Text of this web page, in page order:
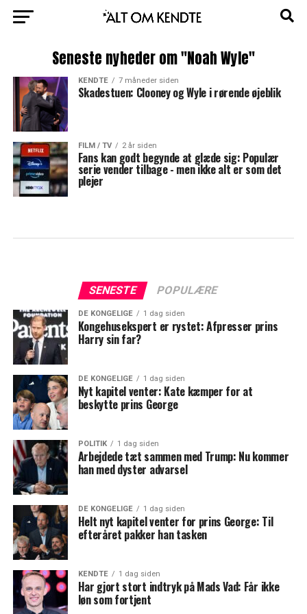
Seneste nyheder om "Noah Wyle"
KENDTE 7 måneder siden
Skadestuen: Clooney og Wyle i rørende øjeblik
FILM / TV 2 år siden
Fans kan godt begynde at glæde sig: Populær
serie vender tilbage - men ikke alt er som det
plejer
SENESTE POPULÆRE
DE KONGELIGE 1 dag siden
Kongehusekspert er rystet: Afpresser prins
Harry sin far?
DE KONGELIGE 1 dag siden
Nyt kapitel venter: Kate kæmper for at
beskytte prins George
POLITIK 1 dag siden
Arbejdede tæt sammen med Trump: Nu kommer
han med dyster advarsel
DE KONGELIGE 1 dag siden
Helt nyt kapitel venter for prins George: Til
efteråret pakker han tasken
KENDTE 1 dag siden
Har gjort stort indtryk på Mads Vad: Får ikke
løn som fortjent